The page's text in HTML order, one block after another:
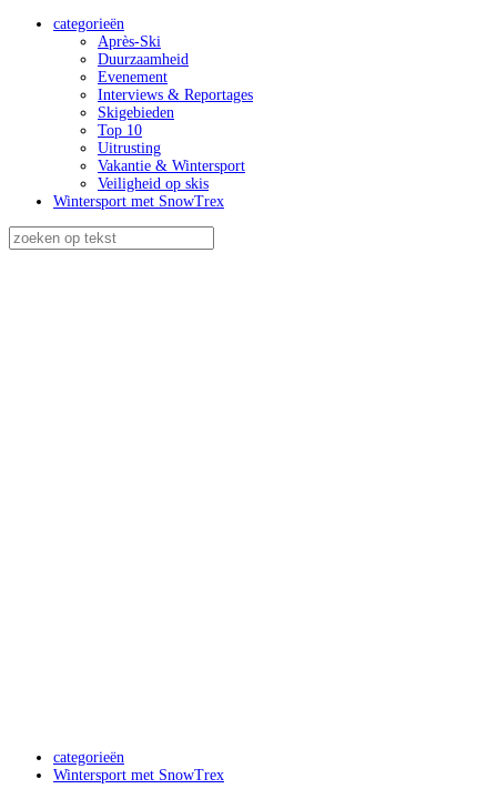
categorieën
Après-Ski
Duurzaamheid
Evenement
Interviews & Reportages
Skigebieden
Top 10
Uitrusting
Vakantie & Wintersport
Veiligheid op skis
Wintersport met SnowTrex
categorieën
Wintersport met SnowTrex